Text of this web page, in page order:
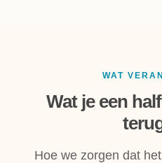
WAT
Wat je een
Hoe we zorgen dat